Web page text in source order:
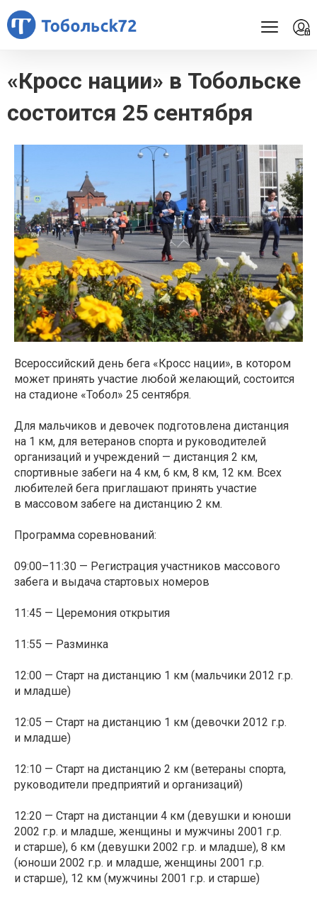
«Кросс нации» в Тобольске
состоится 25 сентября
Всероссийский день бега «Кросс нации», в котором
может принять участие любой желающий, состоится
на стадионе «Тобол» 25 сентября.
Для мальчиков и девочек подготовлена дистанция
на 1 км, для ветеранов спорта и руководителей
организаций и учреждений — дистанция 2 км,
спортивные забеги на 4 км, 6 км, 8 км, 12 км. Всех
любителей бега приглашают принять участие
в массовом забеге на дистанцию 2 км.
Программа соревнований:
09:00–11:30 — Регистрация участников массового
забега и выдача стартовых номеров
11:45 — Церемония открытия
11:55 — Разминка
12:00 — Старт на дистанцию 1 км (мальчики 2012 г.р.
и младше)
12:05 — Старт на дистанцию 1 км (девочки 2012 г.р.
и младше)
12:10 — Старт на дистанцию 2 км (ветераны спорта,
руководители предприятий и организаций)
12:20 — Старт на дистанции 4 км (девушки и юноши
2002 г.р. и младше, женщины и мужчины 2001 г.р.
и старше), 6 км (девушки 2002 г.р. и младше), 8 км
(юноши 2002 г.р. и младше, женщины 2001 г.р.
и старше), 12 км (мужчины 2001 г.р. и старше)